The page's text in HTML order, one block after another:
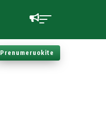
Prenumeruokite